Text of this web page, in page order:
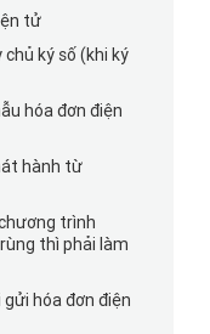
tử
ký số (khi ký
hóa đơn điện
hành từ
trình
thì phải làm
hóa đơn điện